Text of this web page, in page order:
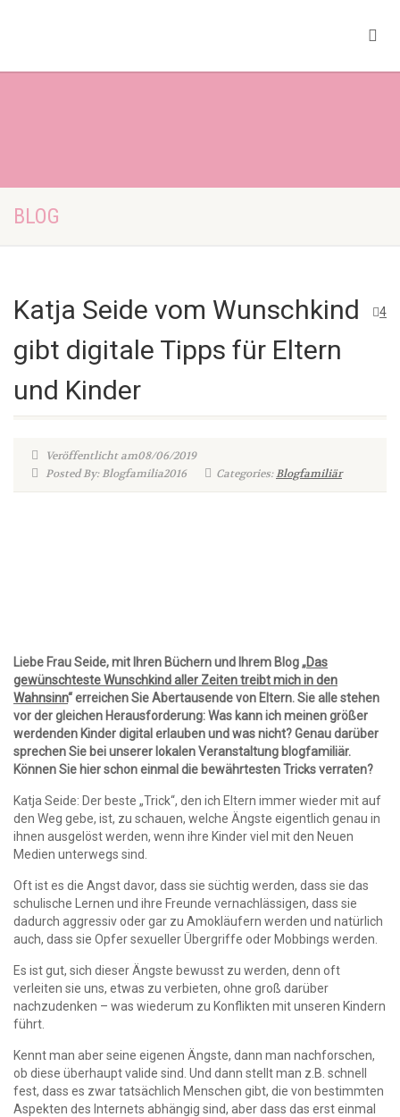
BLOG
4
Katja Seide vom Wunschkind
gibt digitale Tipps für Eltern
und Kinder
Veröffentlicht am08/06/2019
Posted By: Blogfamilia2016
Categories:Blogfamiliär
Liebe Frau Seide, mit Ihren Büchern und Ihrem Blog „Das
gewünschteste Wunschkind aller Zeiten treibt mich in den
Wahnsinn“ erreichen Sie Abertausende von Eltern. Sie alle stehen
vor der gleichen Herausforderung: Was kann ich meinen größer
werdenden Kinder digital erlauben und was nicht? Genau darüber
sprechen Sie bei unserer lokalen Veranstaltung blogfamiliär.
Können Sie hier schon einmal die bewährtesten Tricks verraten?
Katja Seide: Der beste „Trick“, den ich Eltern immer wieder mit auf
den Weg gebe, ist, zu schauen, welche Ängste eigentlich genau in
ihnen ausgelöst werden, wenn ihre Kinder viel mit den Neuen
Medien unterwegs sind.
Oft ist es die Angst davor, dass sie süchtig werden, dass sie das
schulische Lernen und ihre Freunde vernachlässigen, dass sie
dadurch aggressiv oder gar zu Amokläufern werden und natürlich
auch, dass sie Opfer sexueller Übergriffe oder Mobbings werden.
Es ist gut, sich dieser Ängste bewusst zu werden, denn oft
verleiten sie uns, etwas zu verbieten, ohne groß darüber
nachzudenken – was wiederum zu Konflikten mit unseren Kindern
führt.
Kennt man aber seine eigenen Ängste, dann man nachforschen,
ob diese überhaupt valide sind. Und dann stellt man z.B. schnell
fest, dass es zwar tatsächlich Menschen gibt, die von bestimmten
Aspekten des Internets abhängig sind, aber dass das erst einmal